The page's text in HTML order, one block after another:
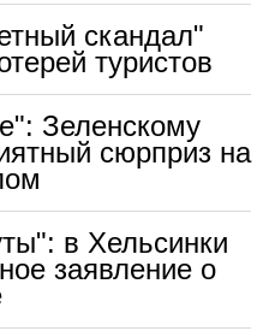
скандал"
туристов
Зеленскому
сюрприз на
в Хельсинки
заявление о